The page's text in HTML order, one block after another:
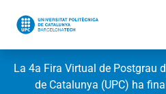
La 4a Fira Virtual de Postgrau
de Catalunya (UPC) ha